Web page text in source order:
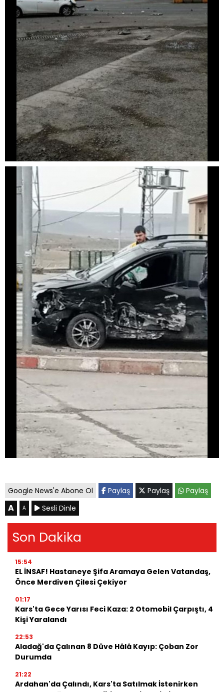
Google News'e Abone Ol Paylaş Paylaş Paylaş
A A Sesli Dinle
Son Dakika
15:54
EL İNSAF! Hastaneye Şifa Aramaya Gelen Vatandaş,
Önce Merdiven Çilesi Çekiyor
01:17
Kars'ta Gece Yarısı Feci Kaza: 2 Otomobil Çarpıştı, 4
Kişi Yaralandı
22:53
Aladağ'da Çalınan 8 Düve Hâlâ Kayıp: Çoban Zor
Durumda
21:22
Ardahan'da Çalındı, Kars'ta Satılmak İstenirken